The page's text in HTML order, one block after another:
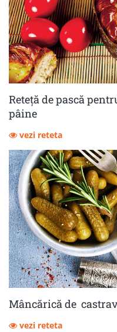
Reteță de pască
pâine
vezi reteta
Mâncărică de
vezi reteta